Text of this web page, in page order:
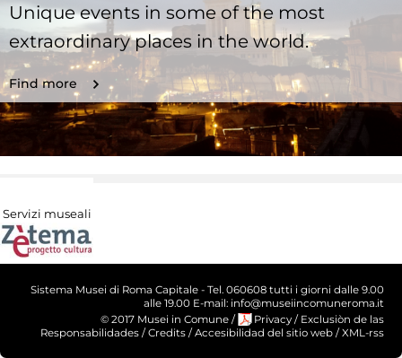
Unique events in some of the most
extraordinary places in the world.
Find more
Servizi museali
Sistema Musei di Roma Capitale - Tel. 060608 tutti i giorni dalle 9.00
alle 19.00 E-mail: info@museiincomuneroma.it
© 2017 Musei in Comune / Privacy / Exclusiòn de las
Responsabilidades /Credits /Accesibilidad del sitio web /XML-rss